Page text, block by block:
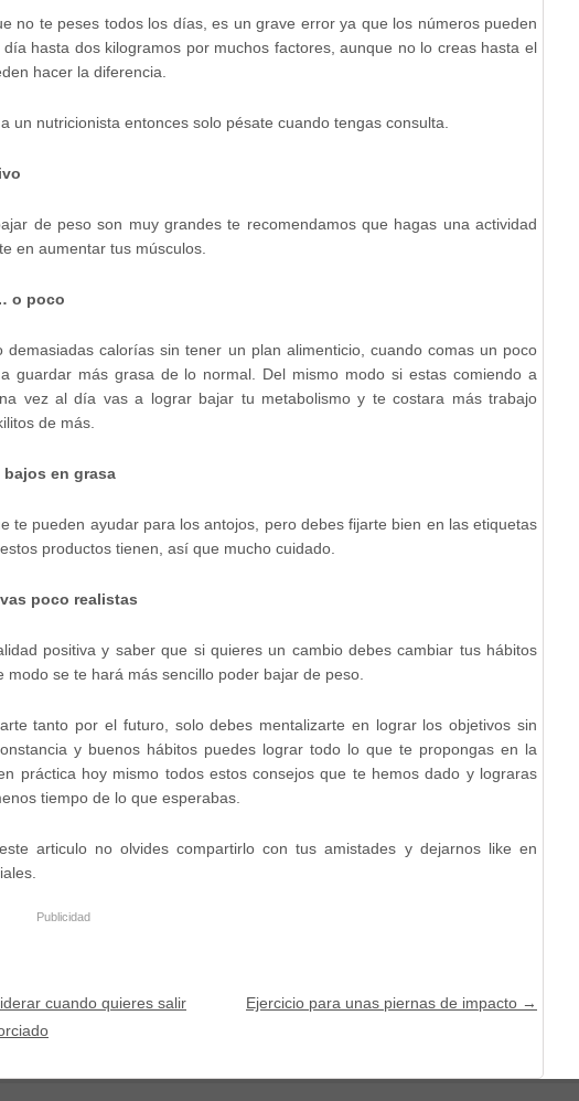
no te peses todos los días, es un grave error ya que los números pueden
hasta dos kilogramos por muchos factores, aunque no lo creas hasta el
hacer la diferencia.
un nutricionista entonces solo pésate cuando tengas consulta.
de peso son muy grandes te recomendamos que hagas una actividad
en aumentar tus músculos.
o poco
demasiadas calorías sin tener un plan alimenticio, cuando comas un poco
guardar más grasa de lo normal. Del mismo modo si estas comiendo a
vez al día vas a lograr bajar tu metabolismo y te costara más trabajo
de más.
en grasa
te pueden ayudar para los antojos, pero debes fijarte bien en las etiquetas
productos tienen, así que mucho cuidado.
poco realistas
positiva y saber que si quieres un cambio debes cambiar tus hábitos
modo se te hará más sencillo poder bajar de peso.
tanto por el futuro, solo debes mentalizarte en lograr los objetivos sin
y buenos hábitos puedes lograr todo lo que te propongas en la
práctica hoy mismo todos estos consejos que te hemos dado y lograras
tiempo de lo que esperabas.
articulo no olvides compartirlo con tus amistades y dejarnos like en
Publicidad
cuando quieres salir
Ejercicio para unas piernas de impacto →